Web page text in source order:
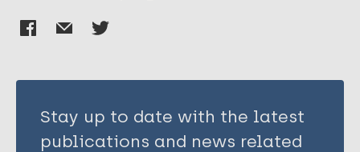
Stay up to date with the latest
publications and news related